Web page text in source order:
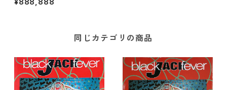
R.Stone – Turbo Lover [Do
同じカテゴリの商品